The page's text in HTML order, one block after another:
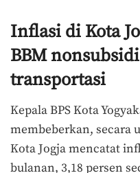
Inflasi di Kota
BBM
transportasi
Kepala BPS Kota
membeberkan, secara
Kota Jogja mencatat
bulanan, 3,18 persen